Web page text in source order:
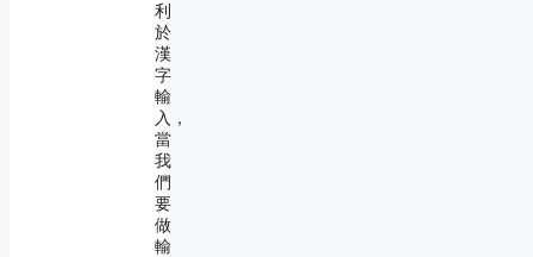
利
於
漢
字
輸
入，
當
我
們
要
做
輸